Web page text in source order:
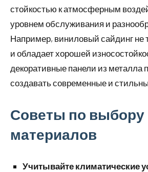
стойкостью к атмосферным
уровнем обслуживания и
Например, виниловый сайдинг не
и обладает хорошей
декоративные панели из металла
создавать современные и
Советы по выбору
материалов
Учитывайте климатические